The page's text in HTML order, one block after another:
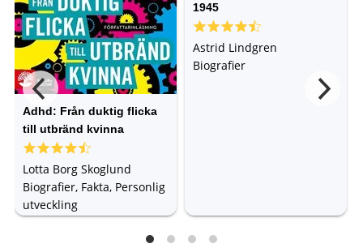
Adhd: Från duktig flicka
till utbränd kvinna
Lotta Borg Skoglund
Biografier, Fakta, Personlig
utveckling
1945
Astrid Lindgren
Biografier